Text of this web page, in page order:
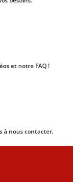
et notre FAQ !
à nous contacter.